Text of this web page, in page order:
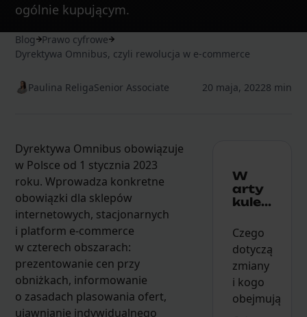
ogólnie kupującym.
Blog
Prawo cyfrowe
Dyrektywa Omnibus, czyli rewolucja w e-commerce
Paulina ReligaSenior Associate 20 maja, 20228 min
Dyrektywa Omnibus obowiązuje
w Polsce od 1 stycznia 2023
roku. Wprowadza konkretne
obowiązki dla sklepów
internetowych, stacjonarnych
i platform e-commerce
w czterech obszarach:
prezentowanie cen przy
obniżkach, informowanie
o zasadach plasowania ofert,
ujawnianie indywidualnego
W
arty
kule...
Czego
dotyczą
zmiany
i kogo
obejmują